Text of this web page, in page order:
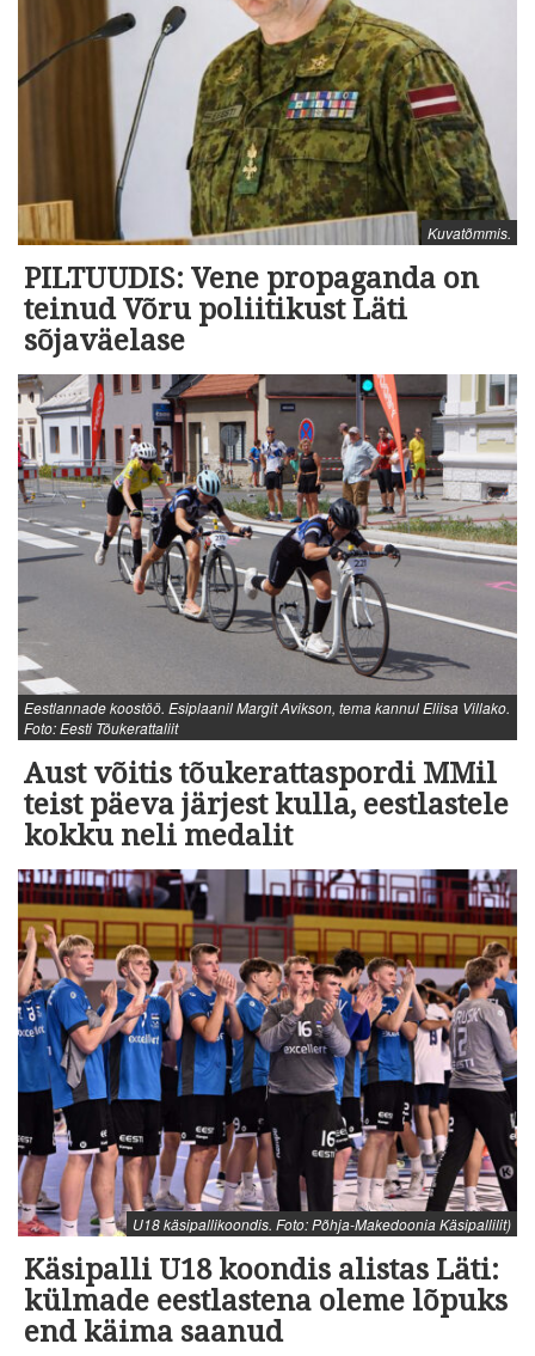
Kuvatõmmis.
PILTUUDIS: Vene propaganda on
teinud Võru poliitikust Läti
sõjaväelase
Eestlannade koostöö. Esiplaanil Margit Avikson, tema kannul Eliisa Villako.
Foto: Eesti Tõukerattaliit
Aust võitis tõukerattaspordi MMil
teist päeva järjest kulla, eestlastele
kokku neli medalit
U18 käsipallikoondis. Foto: Põhja-Makedoonia Käsipallilit)
Käsipalli U18 koondis alistas Läti:
külmade eestlastena oleme lõpuks
end käima saanud